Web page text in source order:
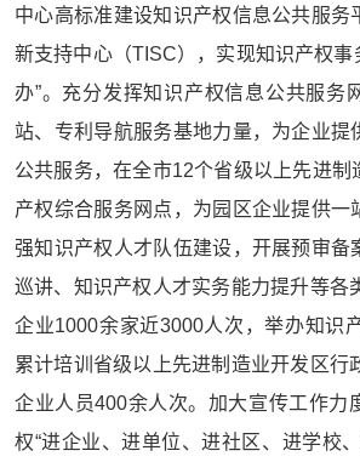
中心高标准建设知识产权信息公共服务
新支持中心（TISC），实现知识产权事
办”。充分发挥知识产权信息公共服务
站、专利导航服务基地力量，为企业提
公共服务，在全市12个省级以上先进制
产权综合服务网点，为园区企业提供一
强知识产权人才队伍建设，开展预审备
巡讲、知识产权人才实务能力提升等各
企业1000余家近3000人次，举办知识
累计培训省级以上先进制造业开发区行
企业人员400余人次。加大宣传工作力
权“进企业、进单位、进社区、进学校